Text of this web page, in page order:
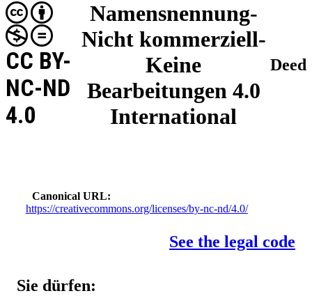
Namensnennung-
Nicht kommerziell-
Keine
Bearbeitungen 4.0
International
CC BY-
NC-ND
4.0
Deed
Canonical URL
https://creativecommons.org/licenses/by-nc-nd/4.0/
See the legal code
Sie dürfen: